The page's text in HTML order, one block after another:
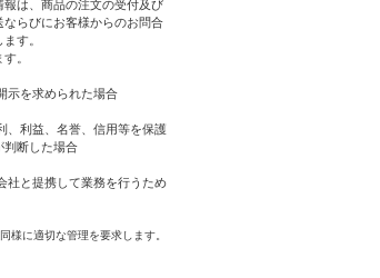
は、商品の注文の受付及び
らびにお客様からのお問合
す。
。
示を求められた場合
利益、名誉、信用等を保護
判断した場合
と提携して業務を行うため
様に適切な管理を要求します。